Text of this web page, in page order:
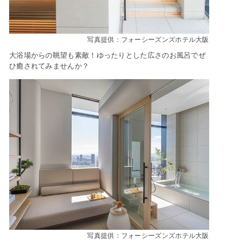
写真提供：フォーシーズンズホテル大阪
大浴場からの眺望も素敵！ゆったりとした広さのお風呂でぜ
ひ癒されてみませんか？
写真提供：フォーシーズンズホテル大阪